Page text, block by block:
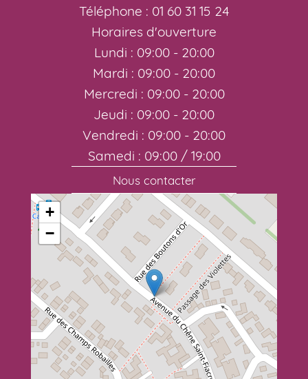
+
−
Téléphone : 01 60 31 15 24
Horaires d'ouverture
Lundi : 09:00 - 20:00
Mardi : 09:00 - 20:00
Mercredi : 09:00 - 20:00
Jeudi : 09:00 - 20:00
Vendredi : 09:00 - 20:00
Samedi : 09:00 / 19:00
Nous contacter